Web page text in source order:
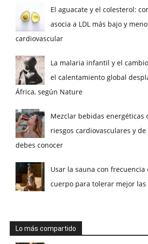
El aguacate y el colesterol:
asocia a LDL más bajo y
cardiovascular
La malaria infantil y el
el calentamiento global
África, según Nature
Mezclar bebidas energéticas
riesgos cardiovasculares y
debes conocer
Usar la sauna con
cuerpo para tolerar mejor las
Lo más compartido